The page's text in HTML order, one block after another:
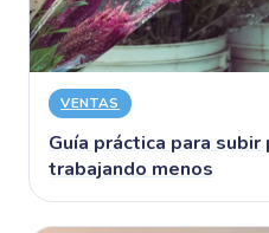
VENTAS
Guía práctica para subir
trabajando menos